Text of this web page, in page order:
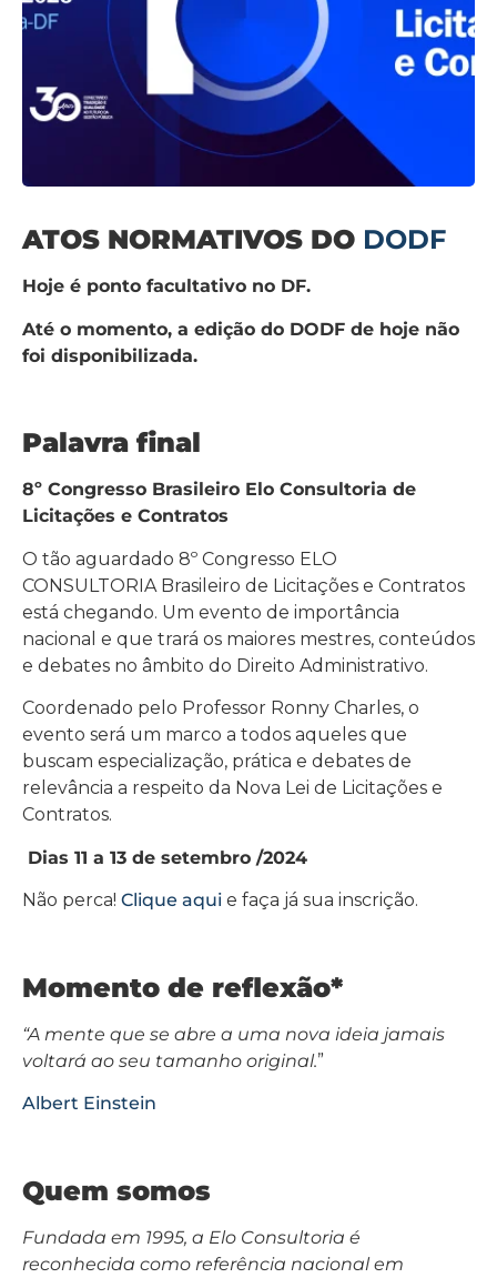
ATOS NORMATIVOS DO DODF
Hoje é ponto facultativo no DF.
Até o momento, a edição do DODF de hoje não
foi disponibilizada.
Palavra final
8º Congresso Brasileiro Elo Consultoria de
Licitações e Contratos
O tão aguardado 8º Congresso ELO
CONSULTORIA Brasileiro de Licitações e Contratos
está chegando. Um evento de importância
nacional e que trará os maiores mestres, conteúdos
e debates no âmbito do Direito Administrativo.
Coordenado pelo Professor Ronny Charles, o
evento será um marco a todos aqueles que
buscam especialização, prática e debates de
relevância a respeito da Nova Lei de Licitações e
Contratos.
Dias 11 a 13 de setembro /2024
Não perca! Clique aqui e faça já sua inscrição.
Momento de reflexão*
“A mente que se abre a uma nova ideia jamais
voltará ao seu tamanho original.”
Albert Einstein
Quem somos
Fundada em 1995, a Elo Consultoria é
reconhecida como referência nacional em